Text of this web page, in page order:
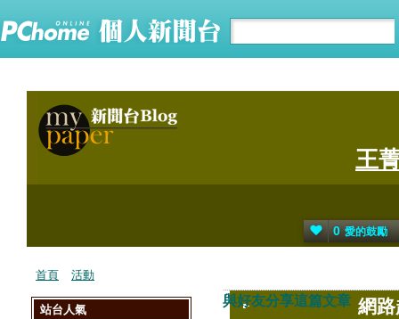
王
0 愛的鼓勵
首頁 活動
與好友分享這篇文章 網
站台人氣